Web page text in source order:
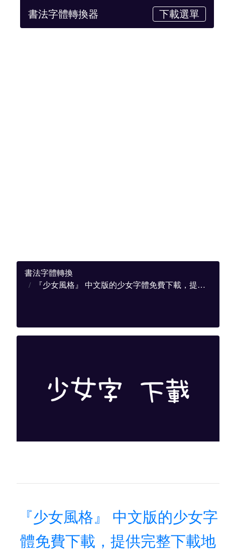
書法字體轉換器 下載選單
書法字體轉換
『少女風格』 中文版的少女字體免費下載，提供完整下載地址
『少女風格』 中文版的少女字
體免費下載，提供完整下載地